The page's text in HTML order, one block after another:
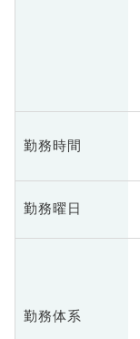
勤務時間
勤務曜日
勤務体系